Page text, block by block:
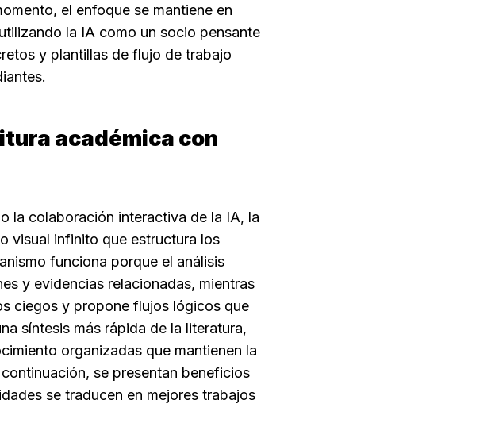
el enfoque se mantiene en
la IA como un socio pensante
y plantillas de flujo de trabajo
académica con
la colaboración interactiva de la IA, la
visual infinito que estructura los
funciona porque el análisis
y evidencias relacionadas, mientras
ciegos y propone flujos lógicos que
síntesis más rápida de la literatura,
organizadas que mantienen la
se presentan beneficios
se traducen en mejores trabajos